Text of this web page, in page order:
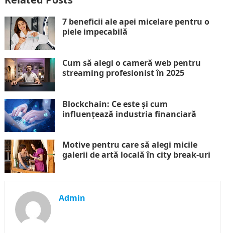
7 beneficii ale apei micelare pentru o
piele impecabilă
Cum să alegi o cameră web pentru
streaming profesionist în 2025
Blockchain: Ce este și cum
influențează industria financiară
Motive pentru care să alegi micile
galerii de artă locală în city break-uri
Admin